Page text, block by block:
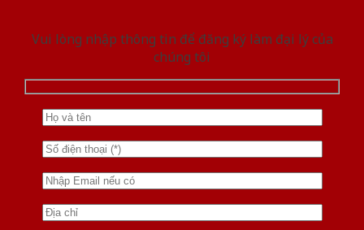
Vui lòng nhập thông tin để đăng ký làm đại lý của
chúng tôi